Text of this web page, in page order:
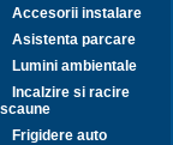
Accesorii instalare
Asistenta parcare
Lumini ambientale
Incalzire si racire
scaune
Frigidere auto